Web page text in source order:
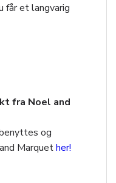
får et langvarig
fra Noel and
og
Marquether!